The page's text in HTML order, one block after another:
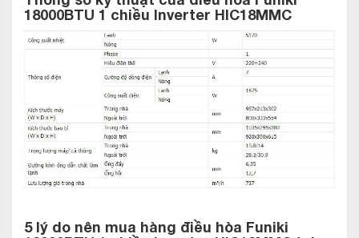
không khí mát lạnh ngay lập tức. Nắm bắt được tâm lý này,
điều hòa Funiki 18000BTU 1 chiều Inverter HIC18MMC đã
không bỏ qua tính năng làm lạnh tức thì. Chỉ một nút bấm, bạn
có thể tận hưởng ngay luồng khí mát lạnh. Nhờ vào chế độ
hoạt động mạnh mẽ, đẩy công suất lên cao nhất của điều hòa.
Điểm cộng lớn của điều hòa Funiki khi thực hiện chức năng
này là hoạt động vẫn khá êm ái. Điều hòa Funiki 18000BTU 1
chiều Inverter HIC18MMC còn có bảng mạch thông minh
gây tiếng ồn khó chịu cho người sử dụng.
18000BTU 1 chiều Inverter HIC18MMC
5 lý do nên mua hàng điều hòa Funiki